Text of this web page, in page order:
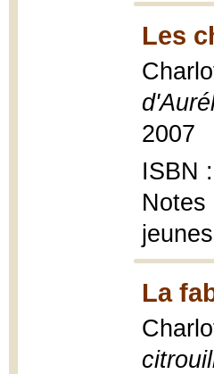
Les
2007
ISBN
Notes
La